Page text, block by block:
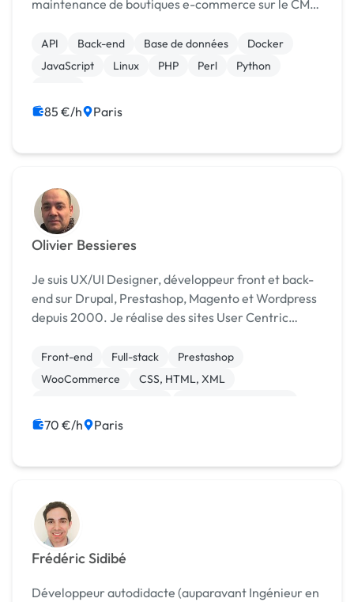
maintenance de boutiques e-commerce sur le CMS
Je travaille quotidiennement en environnement
Linux, avec Docker et G...
API Back-end Base de données
Docker
JavaScript
Linux PHP Perl
Python
85 €/h Paris
Olivier Bessieres
Je suis UX/UI Designer, développeur front et back-
end sur Drupal, Prestashop, Magento et Wordpress
depuis 2000. Je réalise des sites User Centric
ecommerce, applications web et mobile. Je su...
Front-end Full-stack
Prestashop
WooCommerce
CSS, HTML, XML
Integration HTML
70 €/h Paris
Frédéric Sidibé
Développeur autodidacte (auparavant Ingénieur en